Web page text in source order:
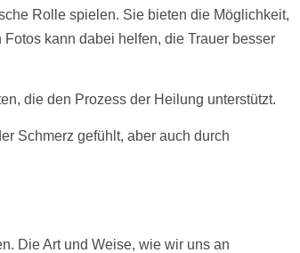
Rolle spielen. Sie bieten die Möglichkeit,
Fotos kann dabei helfen, die Trauer besser
die den Prozess der Heilung unterstützt.
Schmerz gefühlt, aber auch durch
Die Art und Weise, wie wir uns an